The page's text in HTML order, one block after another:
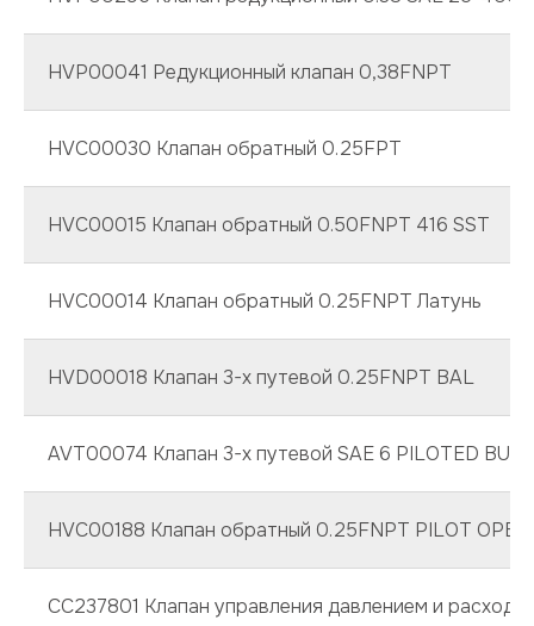
HVP00041 Редукционный клапан 0,38FNPT
HVC00030 Клапан обратный 0.25FPT
HVC00015 Клапан обратный 0.50FNPT 416 SST
HVC00014 Клапан обратный 0.25FNPT Латунь
HVD00018 Клапан 3-х путевой 0.25FNPT BAL
AVT00074 Клапан 3-х путевой SAE 6 PILOTED
HVC00188 Клапан обратный 0.25FNPT PILOT
CC237801 Клапан управления давлением и